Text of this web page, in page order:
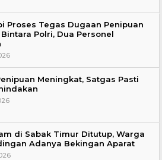
Proses Tegas Dugaan Penipuan
Polri, Dua Personel
Meningkat, Satgas Pasti
di Sabak Timur Ditutup, Warga
Adanya Bekingan Aparat